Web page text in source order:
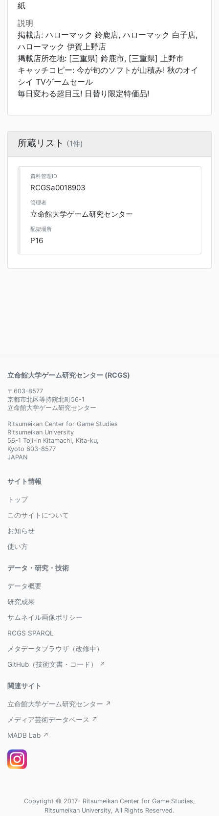
紙
説明
掲載店: ハローマック 鈴鹿店, ハローマック 白子店,
ハローマック 伊賀上野店
掲載店所在地: [三重県] 鈴鹿市, [三重県] 上野市
キャッチコピー: 今が旬のソフトが山積み! 秋のオイ
シイ TVゲームセール
毎日変わる超目玉! 日替り限定特価品!
所蔵リスト (1件)
資料管理ID
RCGSa0018903
管理者
立命館大学ゲーム研究センター
配架場所
P16
立命館大学ゲーム研究センター (RCGS)
〒603-8577
京都市北区等持院北町56-1
立命館大学ゲーム研究センター
Ritsumeikan Center for Game Studies
Ritsumeikan University
56-1 Toji-in Kitamachi, Kita-ku,
Kyoto 603-8577
JAPAN
サイト情報
トップ
このサイトについて
お知らせ
使い方
データ・研究・技術
データ概要
研究成果
サムネイル画像ポリシー
RCGS SPARQL
メタデータブラウザ（改修中）
GitHub（技術文書・コード） ↗
関連サイト
立命館大学ゲーム研究センター ↗
メディア芸術データベース ↗
MADB Lab ↗
Copyright © 2017- Ritsumeikan Center for Game Studies,
Ritsumeikan University, All Rights Reserved.